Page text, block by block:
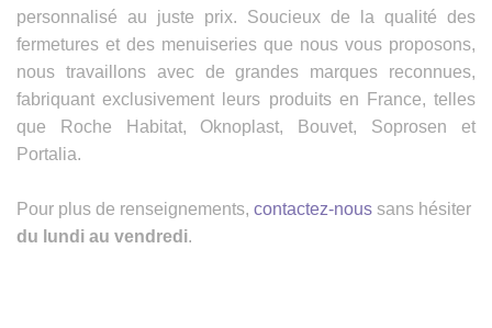
personnalisé au juste prix. Soucieux de la qualité des
fermetures et des menuiseries que nous vous proposons,
nous travaillons avec de grandes marques reconnues,
fabriquant exclusivement leurs produits en France, telles
que Roche Habitat, Oknoplast, Bouvet, Soprosen et
Portalia.
Pour plus de renseignements, contactez-nous sans hésiter
du lundi au vendredi.